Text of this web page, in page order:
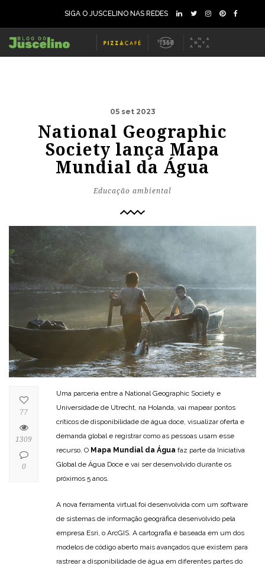
SIGA O JUSCELINO NAS REDES
05 set 2023
National Geographic
Society lança Mapa
Mundial da Água
Educação ambiental
Uma parceria entre a National Geographic Society e
Universidade de Utrecht, na Holanda, vai mapear pontos
críticos de disponibilidade de água doce, visualizar oferta e
demanda global e registrar como as pessoas usam esse
recurso. O Mapa Mundial da Água faz parte da Iniciativa
Global de Água Doce e vai ser desenvolvido durante os
próximos 5 anos.
A nova ferramenta virtual foi desenvolvida com um software
de sistemas de informação geográfica desenvolvido pela
empresa Esri, o ArcGIS. A cartografia é baseada em um dos
modelos de código aberto mais avançados que existem para
rastrear a disponibilidade de água em diferentes partes do
77
1309
0